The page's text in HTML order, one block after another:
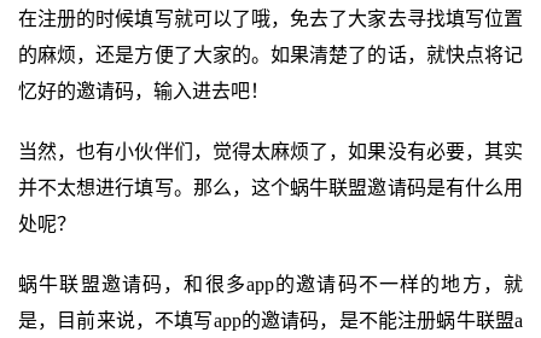
在注册的时候填写就可以了哦，免去了大家去寻找填写位置
的麻烦，还是方便了大家的。如果清楚了的话，就快点将记
忆好的邀请码，输入进去吧！
当然，也有小伙伴们，觉得太麻烦了，如果没有必要，其实
并不太想进行填写。那么，这个蜗牛联盟邀请码是有什么用
处呢？
蜗牛联盟邀请码，和很多app的邀请码不一样的地方，就
是，目前来说，不填写app的邀请码，是不能注册蜗牛联盟a